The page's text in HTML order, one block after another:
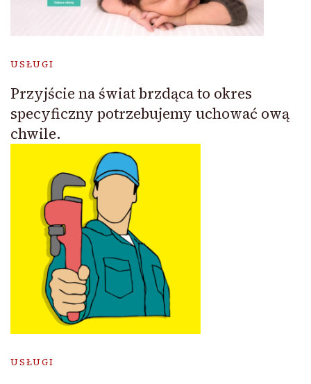
USŁUGI
Przyjście na świat brzdąca to okres
specyficzny potrzebujemy uchować ową
chwile.
USŁUGI